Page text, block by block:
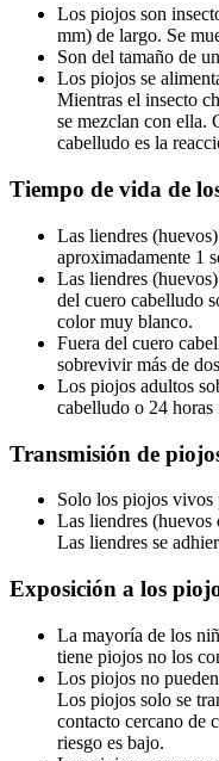
Los piojos son
mm) de largo. Se
Son del tamaño de
Los piojos se
Mientras el insecto
se mezclan con ella.
cabelludo es la
Tiempo de vida de
Las liendres
aproximadamente 1
Las liendres
del cuero cabelludo
color muy blanco.
Fuera del cuero
sobrevivir más de
Los piojos adultos
cabelludo o 24
Transmisión de
Solo los piojos vivos
Las liendres
Las liendres se
Exposición a los
La mayoría de los
tiene piojos no los
Los piojos no
Los piojos solo se
contacto cercano de
riesgo es bajo.